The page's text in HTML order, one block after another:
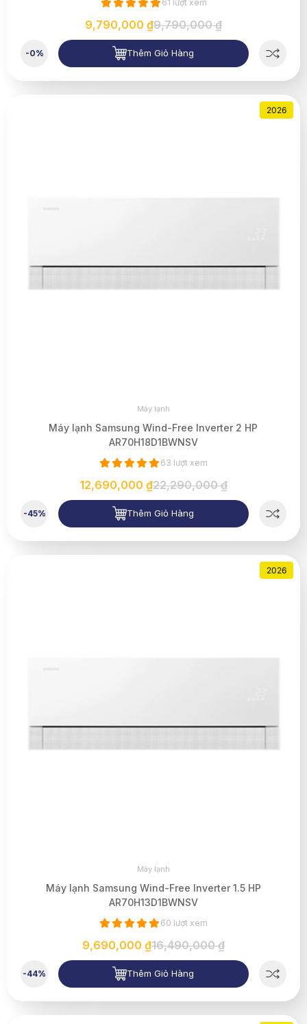
61 lượt xem
9,790,000 ₫9,790,000 ₫
-0% Thêm Giỏ Hàng
2026
Máy lạnh
Máy lạnh Samsung Wind-Free Inverter 2 HP
AR70H18D1BWNSV
63 lượt xem
12,690,000 ₫22,290,000 ₫
-45% Thêm Giỏ Hàng
2026
Máy lạnh
Máy lạnh Samsung Wind-Free Inverter 1.5 HP
AR70H13D1BWNSV
60 lượt xem
9,690,000 ₫16,490,000 ₫
-44% Thêm Giỏ Hàng